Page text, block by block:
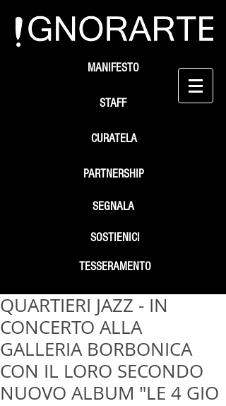
STAFF
SEGNALA
SOSTIENICI
MANIFESTO
PARTNERSHIP
TESSERAMENTO
CURATELA
QUARTIERI JAZZ - IN
CONCERTO ALLA
GALLERIA BORBONICA
CON IL LORO SECONDO
NUOVO ALBUM "LE 4 GIO